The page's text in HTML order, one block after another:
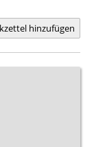
hinzufügen